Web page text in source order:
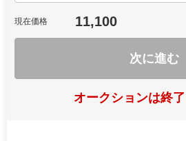
現在価格 11,100
次に進む
オークションは終